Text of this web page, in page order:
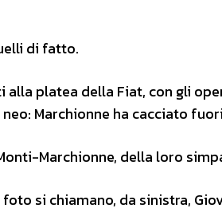
di fatto.
alla platea della Fiat, con gli
Marchionne ha cacciato
Marchionne, della loro
si chiamano, da sinistra,